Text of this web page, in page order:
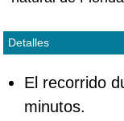
Detalles
El recorrido
minutos.